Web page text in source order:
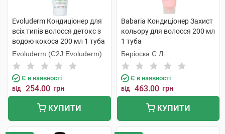
Evoluderm Кондиціонер для
всіх типів волосся детокс з
водою кокоса 200 мл 1 туба
Evoluderm (C2J Evoluderm)
Є в наявності
від 254.00 грн
КУПИТИ
Babaria Кондиціонер Захист
кольору для волосся 200 мл
1 туба
Беріоска С.Л.
Є в наявності
від 463.00 грн
КУПИТИ